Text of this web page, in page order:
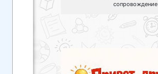
сопровождение